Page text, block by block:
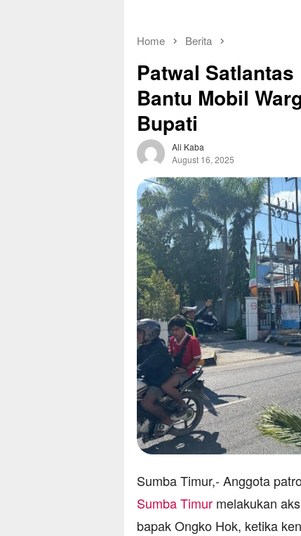
Home Berita
Patwal
Bantu Mobil
Bupati
Ali Kaba
August 16, 2025
Sumba Timur,- Anggota
Sumba Timur melakukan
bapak Ongko Hok, ketika